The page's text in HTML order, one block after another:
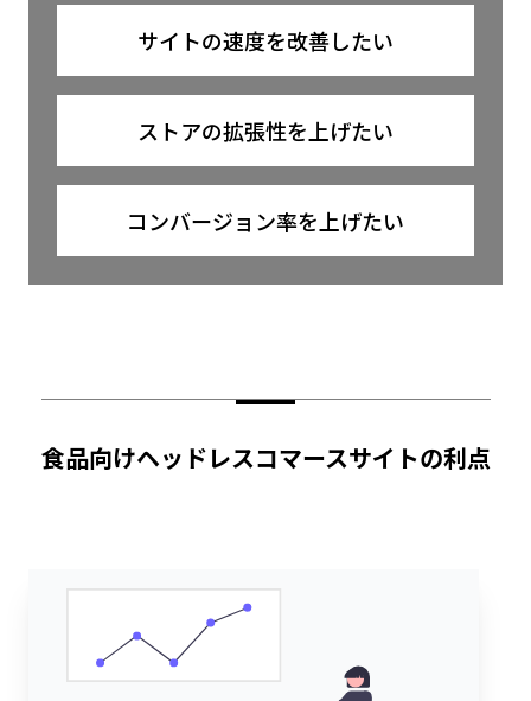
サイトの速度を改善したい
ストアの拡張性を上げたい
コンバージョン率を上げたい
食品向けヘッドレスコマースサイトの利点